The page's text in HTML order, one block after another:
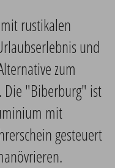
rustikalen
und
zum
Die "Biberburg" ist
mit
gesteuert